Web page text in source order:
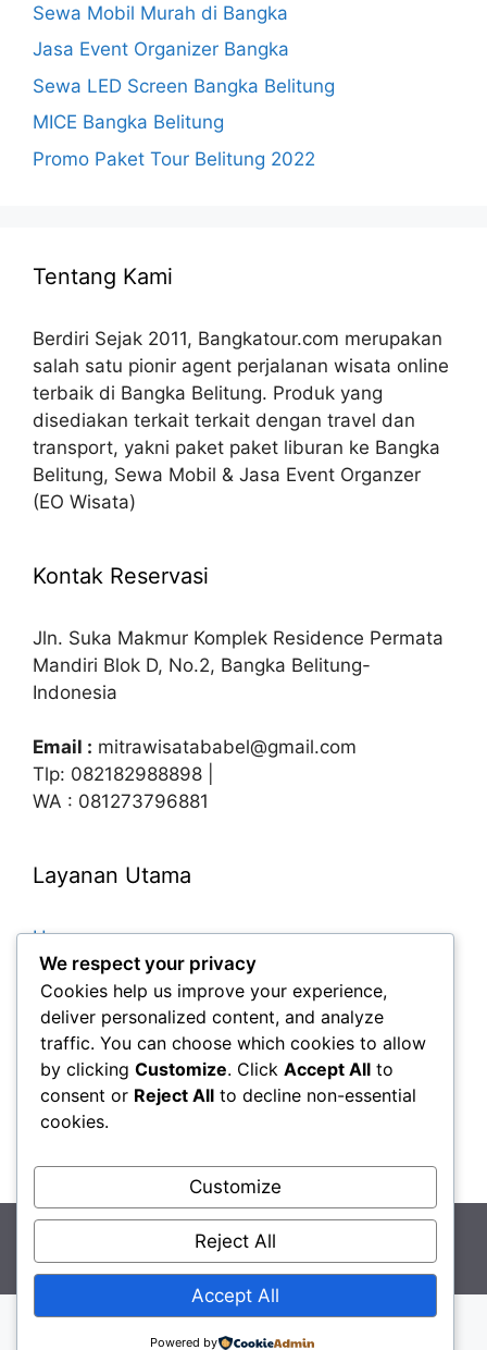
Sewa Mobil Murah di Bangka
Jasa Event Organizer Bangka
Sewa LED Screen Bangka Belitung
MICE Bangka Belitung
Promo Paket Tour Belitung 2022
Tentang Kami
Berdiri Sejak 2011, Bangkatour.com merupakan
salah satu pionir agent perjalanan wisata online
terbaik di Bangka Belitung. Produk yang
disediakan terkait terkait dengan travel dan
transport, yakni paket paket liburan ke Bangka
Belitung, Sewa Mobil & Jasa Event Organzer
(EO Wisata)
Kontak Reservasi
Jln. Suka Makmur Komplek Residence Permata
Mandiri Blok D, No.2, Bangka Belitung-
Indonesia
Email : mitrawisatababel@gmail.com
Tlp: 082182988898 |
WA : 081273796881
Layanan Utama
Home
Paket Tour
Paket Tour Belitung
Paket Tour Bangka
Tour Bangka + Belitung
Sewa Mobil
© 2026 Paket Tour Wisata Belitung - Paket Tour
Bangka Belitung• Dibangun denganGeneratePress
We respect your privacy
Cookies help us improve your experience,
deliver personalized content, and analyze
traffic. You can choose which cookies to allow
by clicking Customize. Click Accept All to
consent or Reject All to decline non-essential
cookies.
Customize
Reject All
Accept All
Powered by